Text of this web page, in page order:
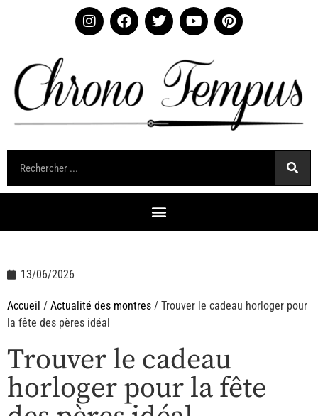
13/06/2026
Accueil / Actualité des montres / Trouver le cadeau horloger pour
la fête des pères idéal
Trouver le cadeau
horloger pour la fête